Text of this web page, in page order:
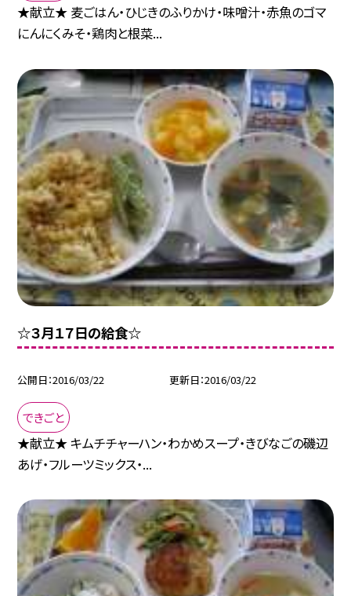
★献立★ 麦ごはん・ひじきのふりかけ・味噌汁・赤魚のゴマ
にんにくみそ・鶏肉と根菜...
☆３月１７日の給食☆
公開日 2016/03/22 更新日 2016/03/22
できごと
★献立★ キムチチャーハン・わかめスープ・きびなごの磯辺
あげ・フルーツミックス・...